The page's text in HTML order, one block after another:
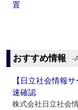
置
おすすめ情報
【日立社会情報
速確認
株式会社日立社会